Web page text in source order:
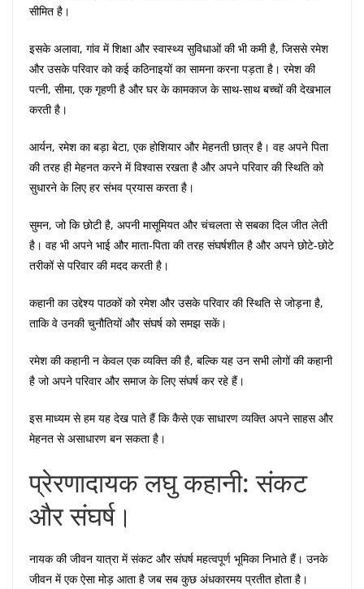
सीमित है।
इसके अलावा, गांव में शिक्षा और स्वास्थ्य सुविधाओं की भी कमी है, जिससे रमेश
और उसके परिवार को कई कठिनाइयों का सामना करना पड़ता है। रमेश की
पत्नी, सीमा, एक गृहणी है और घर के कामकाज के साथ-साथ बच्चों की देखभाल
करती है।
आर्यन, रमेश का बड़ा बेटा, एक होशियार और मेहनती छात्र है। वह अपने पिता
की तरह ही मेहनत करने में विश्वास रखता है और अपने परिवार की स्थिति को
सुधारने के लिए हर संभव प्रयास करता है।
सुमन, जो कि छोटी है, अपनी मासूमियत और चंचलता से सबका दिल जीत लेती
है। वह भी अपने भाई और माता-पिता की तरह संघर्षशील है और अपने छोटे-छोटे
तरीकों से परिवार की मदद करती है।
कहानी का उद्देश्य पाठकों को रमेश और उसके परिवार की स्थिति से जोड़ना है,
ताकि वे उनकी चुनौतियों और संघर्ष को समझ सकें।
रमेश की कहानी न केवल एक व्यक्ति की है, बल्कि यह उन सभी लोगों की कहानी
है जो अपने परिवार और समाज के लिए संघर्ष कर रहे हैं।
इस माध्यम से हम यह देख पाते हैं कि कैसे एक साधारण व्यक्ति अपने साहस और
मेहनत से असाधारण बन सकता है।
प्रेरणादायक लघु कहानी: संकट
और संघर्ष।
नायक की जीवन यात्रा में संकट और संघर्ष महत्वपूर्ण भूमिका निभाते हैं। उनके
जीवन में एक ऐसा मोड़ आता है जब सब कुछ अंधकारमय प्रतीत होता है।